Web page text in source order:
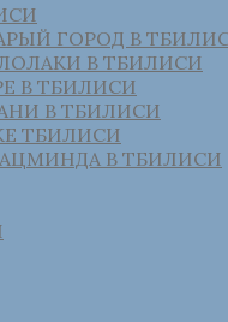
ГОРОД В
В ТБИЛИСИ
В ТБИЛИСИ
В ТБИЛИСИ
ТБИЛИСИ
В ТБИЛИСИ